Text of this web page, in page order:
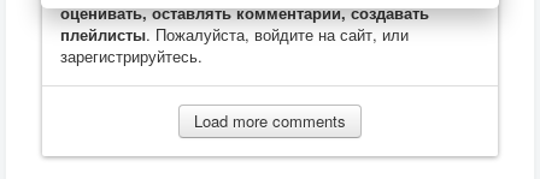
оценивать, оставлять комментарии, создавать
плейлисты. Пожалуйста, войдите на сайт, или
зарегистрируйтесь.
Load more comments